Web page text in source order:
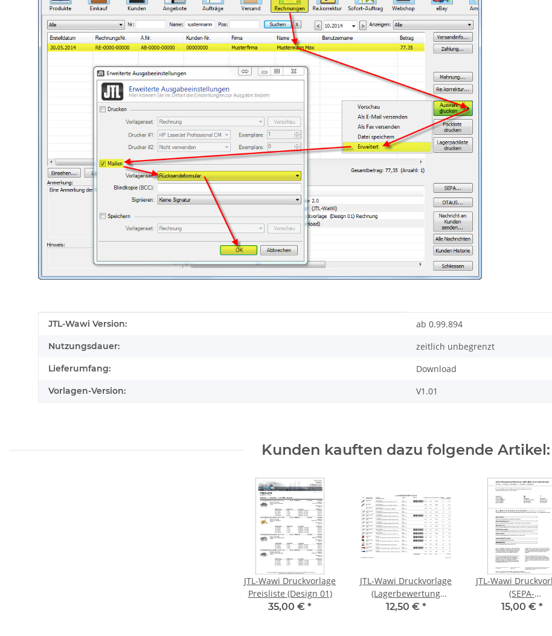
Produkteigenschaft
Wert
JTL-Wawi Version: ab 0.99.894
Nutzungsdauer: zeitlich unbegrenzt
Lieferumfang: Download
Vorlagen-Version: V1.01
Kunden kauften dazu folgende Artikel:
JTL-Wawi Druckvorlage
Preisliste (Design 01)
35,00 € *
JTL-Wawi Druckvorlage
(Lagerbewertung
früher Inventurliste)
12,50 € *
JTL-Wawi
(SEPA-
15,00 € *